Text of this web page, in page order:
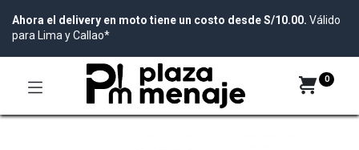
Ahora el delivery en moto tiene un costo desde S/10.00. Válido
para Lima y Callao*
0